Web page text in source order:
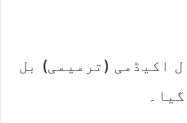
اکیڈمی (ترمیمی) بل